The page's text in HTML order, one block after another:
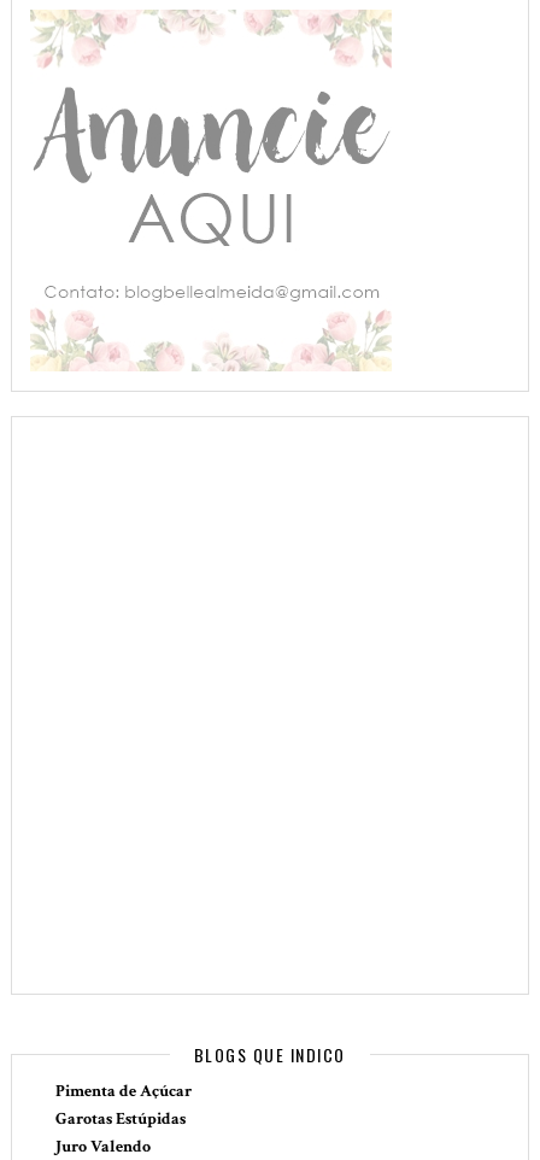
BLOGS QUE INDICO
Pimenta de Açúcar
Garotas Estúpidas
Juro Valendo